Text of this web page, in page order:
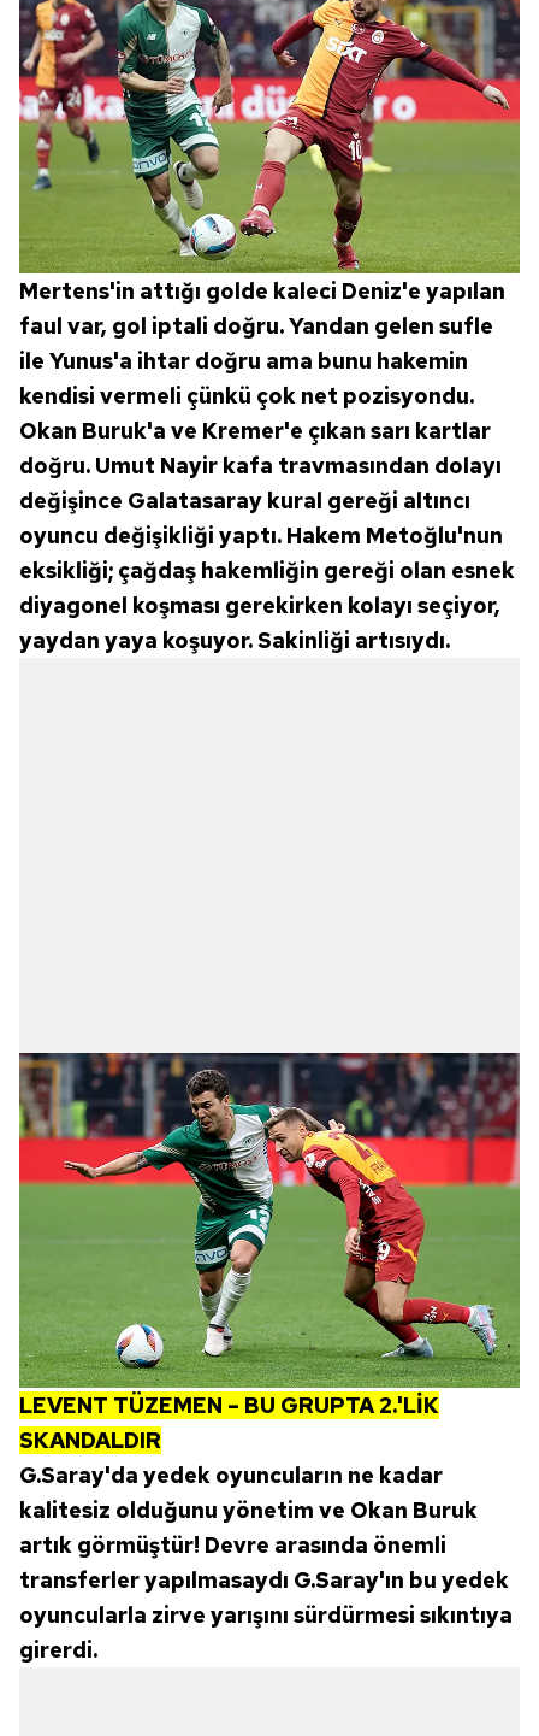
Mertens'in attığı golde kaleci Deniz'e yapılan
faul var, gol iptali doğru. Yandan gelen sufle
ile Yunus'a ihtar doğru ama bunu hakemin
kendisi vermeli çünkü çok net pozisyondu.
Okan Buruk'a ve Kremer'e çıkan sarı kartlar
doğru. Umut Nayir kafa travmasından dolayı
değişince Galatasaray kural gereği altıncı
oyuncu değişikliği yaptı. Hakem Metoğlu'nun
eksikliği; çağdaş hakemliğin gereği olan esnek
diyagonel koşması gerekirken kolayı seçiyor,
yaydan yaya koşuyor. Sakinliği artısıydı.
LEVENT TÜZEMEN – BU GRUPTA 2.'LİK
SKANDALDIR
G.Saray'da yedek oyuncuların ne kadar
kalitesiz olduğunu yönetim ve Okan Buruk
artık görmüştür! Devre arasında önemli
transferler yapılmasaydı G.Saray'ın bu yedek
oyuncularla zirve yarışını sürdürmesi sıkıntıya
girerdi.